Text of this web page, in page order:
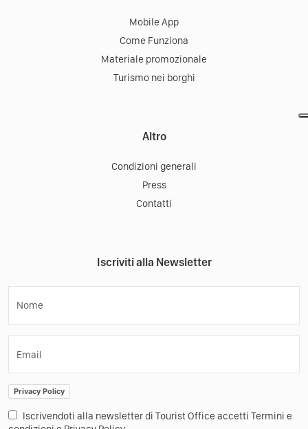
Mobile App
Come Funziona
Materiale promozionale
Turismo nei borghi
Altro
Condizioni generali
Press
Contatti
Iscriviti alla Newsletter
Nome
Email
Privacy Policy
Iscrivendoti alla newsletter di Tourist Office accetti Termini e